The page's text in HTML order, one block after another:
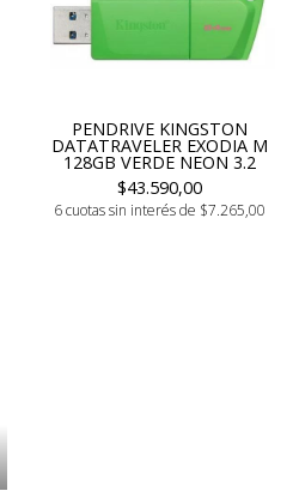
PENDRIVE KINGSTON
DATATRAVELER EXODIA M
128GB VERDE NEON 3.2
$43.590,00
6 cuotas sin interés de $7.265,00